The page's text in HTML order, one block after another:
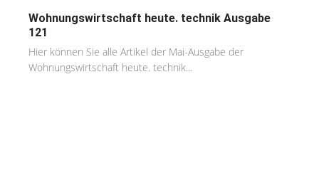
Wohnungswirtschaft heute. technik Ausgabe
121
Hier können Sie alle Artikel der Mai-Ausgabe der
Wohnungswirtschaft heute. technik...